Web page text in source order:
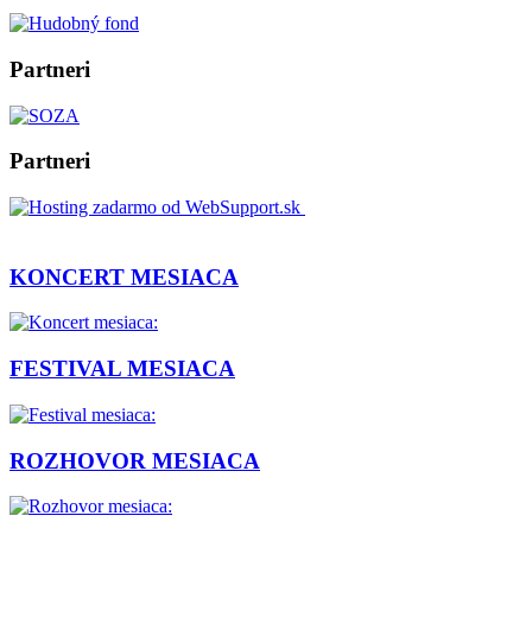
Partneri
Partneri
KONCERT MESIACA
FESTIVAL MESIACA
ROZHOVOR MESIACA